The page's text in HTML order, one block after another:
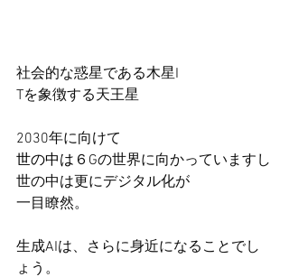
社会的な惑星である木星I
Tを象徴する天王星
2030年に向けて
世の中は ６Gの世界に向かっていますし
世の中は更にデジタル化が
一目瞭然。
生成AIは、さらに身近になることでし
ょう。